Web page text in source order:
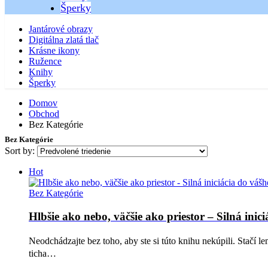
Šperky
Jantárové obrazy
Digitálna zlatá tlač
Krásne ikony
Ružence
Knihy
Šperky
Domov
Obchod
Bez Kategórie
Bez Kategórie
Sort by:
Hot
Bez Kategórie
Hlbšie ako nebo, väčšie ako priestor – Silná
Neodchádzajte bez toho, aby ste si túto knihu nekúpili. Stačí
ticha…